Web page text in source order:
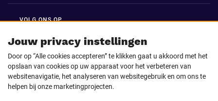
Jouw privacy instellingen
Door op “Alle cookies accepteren” te klikken gaat u akkoord met het
opslaan van cookies op uw apparaat voor het verbeteren van
websitenavigatie, het analyseren van websitegebruik en om ons te
helpen bij onze marketingprojecten.
VOLG ONS OP
Facebook LinkedIn
Instagram TikTok